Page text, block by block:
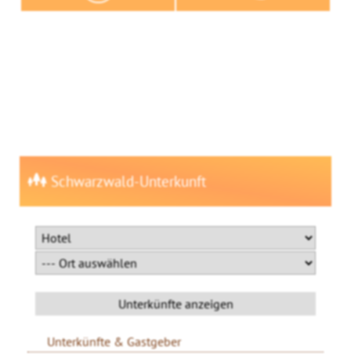
Schwarzwald-Unterkunft
Unterkünfte & Gastgeber